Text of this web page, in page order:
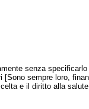
senza
sempre loro,
e il diritto alla